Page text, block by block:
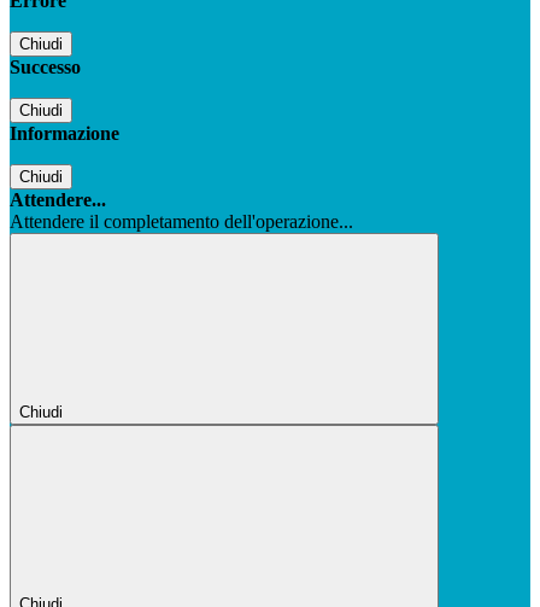
Chiudi
Successo
Chiudi
Informazione
Chiudi
Attendere...
Attendere il completamento dell'operazione...
Chiudi